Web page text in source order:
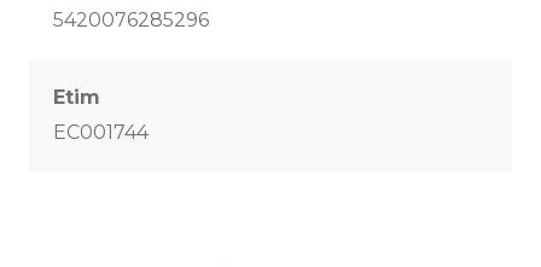
5420076285296
Etim
EC001744